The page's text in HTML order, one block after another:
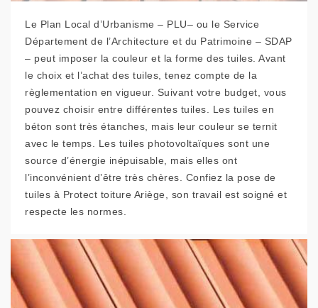
Le Plan Local d’Urbanisme – PLU– ou le Service
Département de l’Architecture et du Patrimoine – SDAP
– peut imposer la couleur et la forme des tuiles. Avant
le choix et l’achat des tuiles, tenez compte de la
règlementation en vigueur. Suivant votre budget, vous
pouvez choisir entre différentes tuiles. Les tuiles en
béton sont très étanches, mais leur couleur se ternit
avec le temps. Les tuiles photovoltaïques sont une
source d’énergie inépuisable, mais elles ont
l’inconvénient d’être très chères. Confiez la pose de
tuiles à Protect toiture Ariège, son travail est soigné et
respecte les normes.